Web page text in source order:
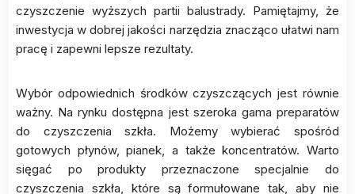
czyszczenie wyższych partii balustrady. Pamiętajmy, że
inwestycja w dobrej jakości narzędzia znacząco ułatwi nam
pracę i zapewni lepsze rezultaty.
Wybór odpowiednich środków czyszczących jest równie
ważny. Na rynku dostępna jest szeroka gama preparatów
do czyszczenia szkła. Możemy wybierać spośród
gotowych płynów, pianek, a także koncentratów. Warto
sięgać po produkty przeznaczone specjalnie do
czyszczenia szkła, które są formułowane tak, aby nie